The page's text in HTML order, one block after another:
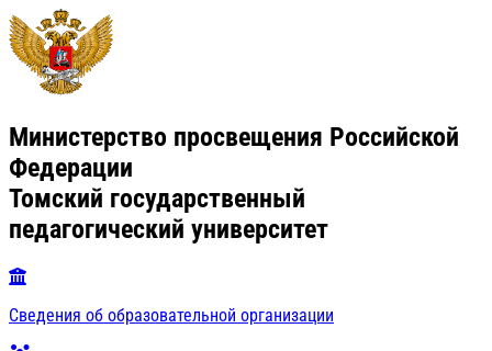
Министерство просвещения Российской
Федерации
Томский государственный
педагогический университет
Сведения об образовательной организации